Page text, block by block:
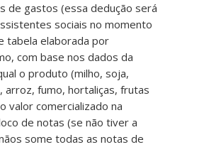
de gastos (essa dedução será
sociais no momento
tabela elaborada por
com base nos dados da
o produto (milho, soja,
arroz, fumo, hortaliças, frutas
valor comercializado na
de notas (se não tiver a
some todas as notas de